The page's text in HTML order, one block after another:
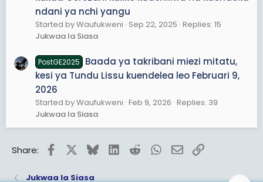
ndani ya nchi yangu
Started by Waufukweni Sep 22, 2025 Replies: 15
Jukwaa la Siasa
PostGE2025
Baada ya takribani miezi mitatu,
kesi ya Tundu Lissu kuendelea leo Februari 9,
2026
Started by Waufukweni Feb 9, 2026 Replies: 39
Jukwaa la Siasa
Share: FacebookBlueskyLinkedInRedditWhatsApp
EmailLink
Jukwaa la Siasa